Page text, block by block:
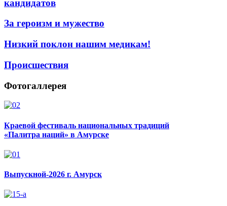
кандидатов
За героизм и мужество
Низкий поклон нашим медикам!
Происшествия
Фотогаллерея
Краевой фестиваль национальных традиций
«Палитра наций» в Амурске
Выпускной-2026 г. Амурск